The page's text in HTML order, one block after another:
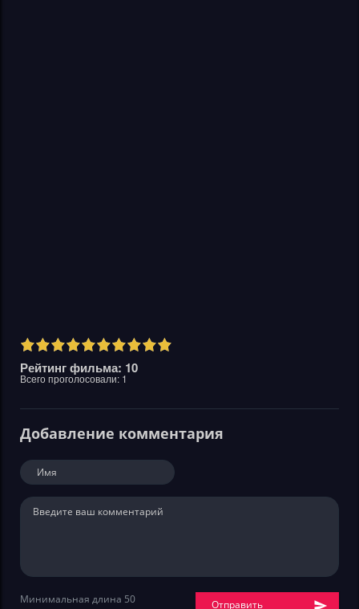
Рейтинг фильма: 10
Всего проголосовали: 1
Добавление комментария
Минимальная длина 50
Отправить